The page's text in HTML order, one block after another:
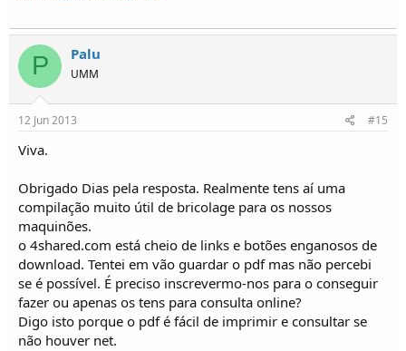
P Palu
UMM
12 Jun 2013 #15
Viva.
Obrigado Dias pela resposta. Realmente tens aí uma
compilação muito útil de bricolage para os nossos
maquinões.
o 4shared.com está cheio de links e botões enganosos de
download. Tentei em vão guardar o pdf mas não percebi
se é possível. É preciso inscrevermo-nos para o conseguir
fazer ou apenas os tens para consulta online?
Digo isto porque o pdf é fácil de imprimir e consultar se
não houver net.